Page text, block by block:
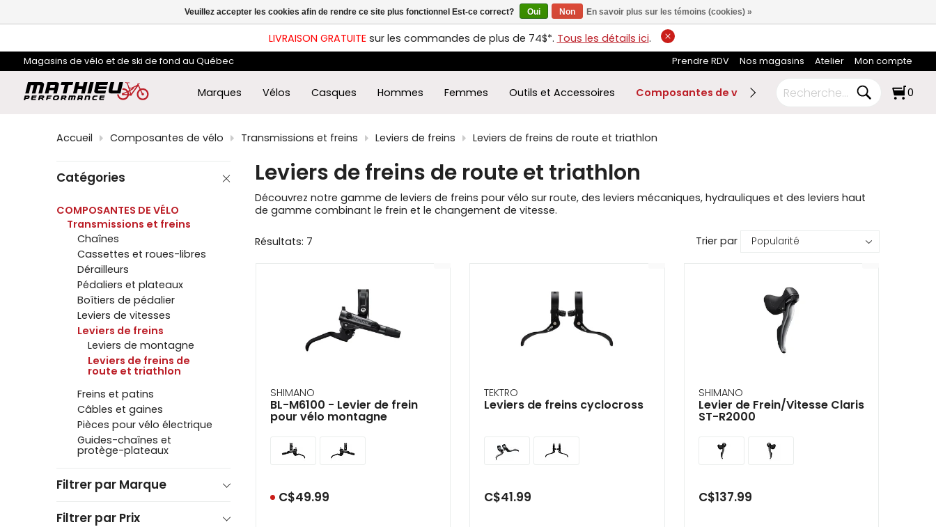
flèches
et
bas
sur
pour
accéder
au
résultat
de
sélectionné.
de
gestes
toucher
et
glisser.
LIVRAISON GRATUITEsur les commandes de plus de 74$*. Tous les détails ici.
Magasins de vélo et de ski de fond au Québec Prendre RDV Nos magasins Atelier Mon compte
Marques Vélos Casques Hommes Femmes Outils et Accessoires Composantes de vélo Ski de fond RABAIS FIN DE
0
Accueil Composantes de vélo Transmissions et freins Leviers de freins Leviers de freins de route et triathlon
Catégories
COMPOSANTES DE VÉLO
Transmissions et freins
Chaînes
Cassettes et roues-libres
Dérailleurs
Pédaliers et plateaux
Boîtiers de pédalier
Leviers de vitesses
Leviers de freins
Leviers de montagne
Leviers de freins de
route et triathlon
Freins et patins
Câbles et gaines
Pièces pour vélo électrique
Guides-chaînes et
protège-plateaux
Filtrer par Marque
Filtrer par Prix
Leviers de freins de route et triathlon
Découvrez notre gamme de leviers de freins pour vélo sur route, des leviers mécaniques, hydrauliques et des leviers haut
de gamme combinant le frein et le changement de vitesse.
Résultats: 7 Trier par
SHIMANO
BL-M6100 - Levier de frein
pour vélo montagne
C$49.99
TEKTRO
Leviers de freins cyclocross
C$41.99
SHIMANO
Levier de Frein/Vitesse Claris
ST-R2000
C$137.99
Veuillez accepter les cookies afin de rendre ce site plus fonctionnel Est-ce correct? Oui Non En savoir plus sur les témoins (cookies) »